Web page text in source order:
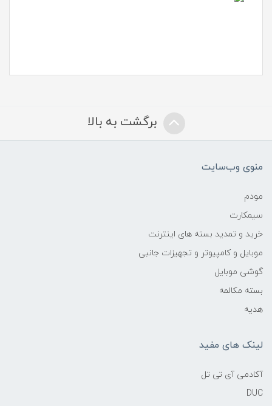
برگشت به بالا
منوی وب‌سایت
مودم
سیمکارت
خرید و تمدید بسته های اینترنت
موبایل و کامپیوتر و تجهیزات جانبی
گوشی موبایل
بسته مکالمه
هدیه
لینک های مفید
آکادمی آی تی تل
DUC